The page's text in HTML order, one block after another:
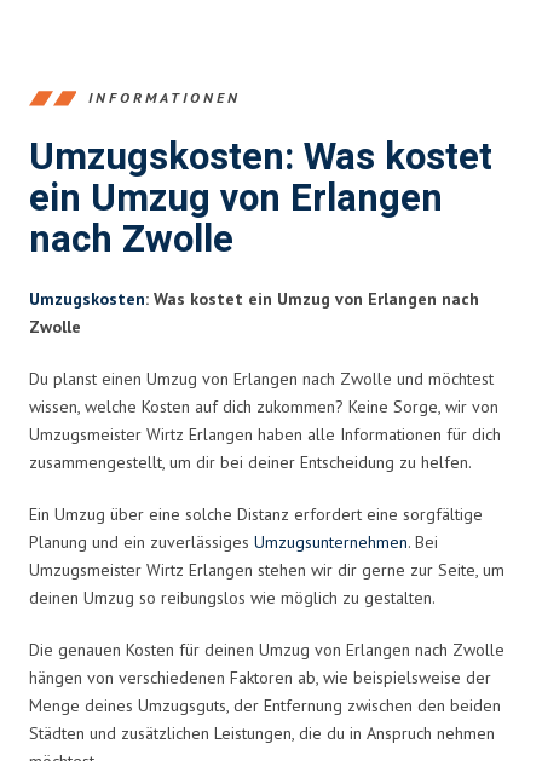
INFORMATIONEN
Umzugskosten: Was kostet
ein Umzug von Erlangen
nach Zwolle
Umzugskosten: Was kostet ein Umzug von Erlangen nach
Zwolle
Du planst einen Umzug von Erlangen nach Zwolle und möchtest
wissen, welche Kosten auf dich zukommen? Keine Sorge, wir von
Umzugsmeister Wirtz Erlangen haben alle Informationen für dich
zusammengestellt, um dir bei deiner Entscheidung zu helfen.
Ein Umzug über eine solche Distanz erfordert eine sorgfältige
Planung und ein zuverlässiges Umzugsunternehmen. Bei
Umzugsmeister Wirtz Erlangen stehen wir dir gerne zur Seite, um
deinen Umzug so reibungslos wie möglich zu gestalten.
Die genauen Kosten für deinen Umzug von Erlangen nach Zwolle
hängen von verschiedenen Faktoren ab, wie beispielsweise der
Menge deines Umzugsguts, der Entfernung zwischen den beiden
Städten und zusätzlichen Leistungen, die du in Anspruch nehmen